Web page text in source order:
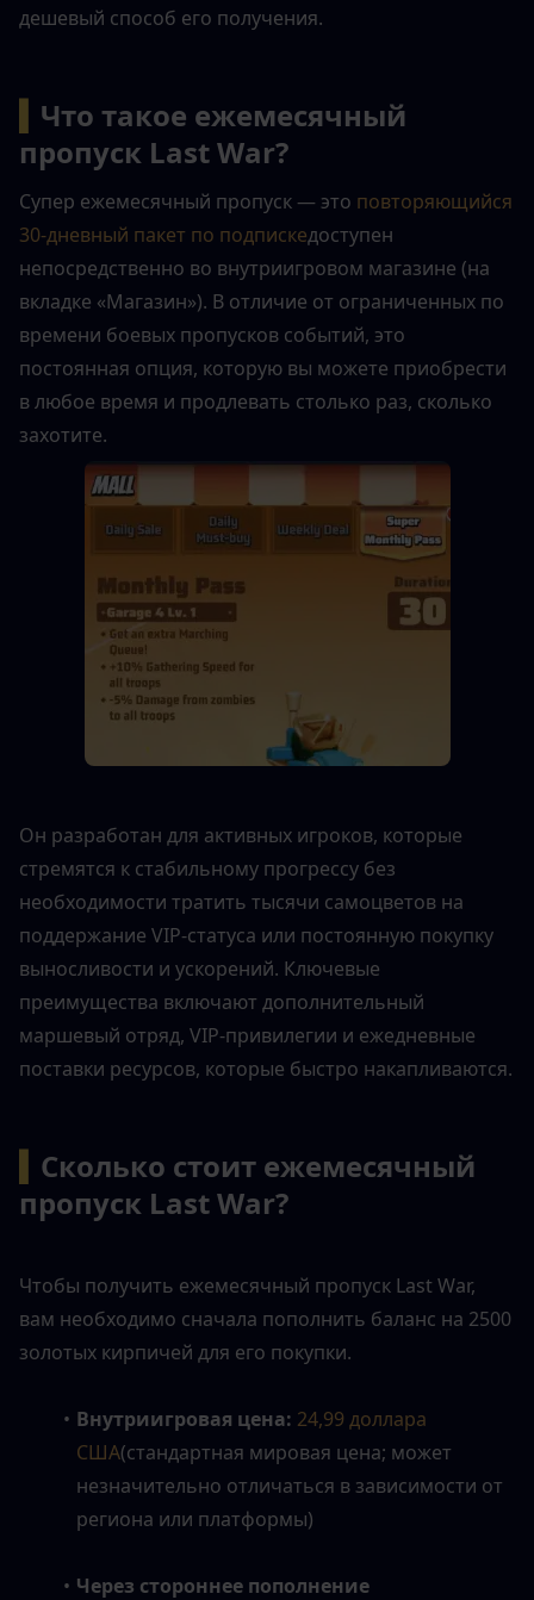
дешевый способ его получения.
Что такое ежемесячный
пропуск Last War?
Супер ежемесячный пропуск — это повторяющийся
30-дневный пакет по подпискедоступен
непосредственно во внутриигровом магазине (на
вкладке «Магазин»). В отличие от ограниченных по
времени боевых пропусков событий, это
постоянная опция, которую вы можете приобрести
в любое время и продлевать столько раз, сколько
захотите.
Он разработан для активных игроков, которые
стремятся к стабильному прогрессу без
необходимости тратить тысячи самоцветов на
поддержание VIP-статуса или постоянную покупку
выносливости и ускорений. Ключевые
преимущества включают дополнительный
маршевый отряд, VIP-привилегии и ежедневные
поставки ресурсов, которые быстро накапливаются.
Сколько стоит ежемесячный
пропуск Last War?
Чтобы получить ежемесячный пропуск Last War,
вам необходимо сначала пополнить баланс на 2500
золотых кирпичей для его покупки.
Внутриигровая цена: 24,99 доллара
США(стандартная мировая цена; может
незначительно отличаться в зависимости от
региона или платформы)
Через стороннее пополнение